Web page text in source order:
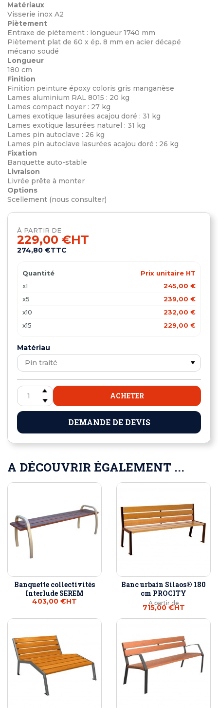
Matériaux
Visserie inox A2
Piètement
Entraxe de piètement : longueur 1740 mm
Piètement plat de 60 x ép. 8 mm en acier décapé
mécano soudé
Longueur
180 cm
Finition
Finition peinture époxy coloris gris manganèse
Lames aluminium RAL 8015 : 20 kg
Lames compact noyer : 27 kg
Lames exotique lasurées acajou doré : 31 kg
Lames exotique lasurées naturel : 31 kg
Lames pin autoclave : 26 kg
Lames pin autoclave lasurées acajou doré : 26 kg
Fixation
Banquette auto-stable
Livraison
Livrée prête à monter
Options
Scellement (nous consulter)
À PARTIR DE
229,00 €HT
274,80 €TTC
Quantité
Prix unitaire HT
x1
245,00 €
x5
239,00 €
x10
232,00 €
x15
229,00 €
Matériau
ACHETER
DEMANDE DE DEVIS
A DÉCOUVRIR ÉGALEMENT ...
Banquette collectivités
Interlude SEREM
403,00 €HT
Banc urbain Silaos® 180
cm PROCITY
À partir de
715,00 €HT